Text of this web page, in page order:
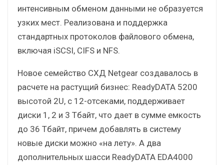
интенсивным обменом данными не образуется
узких мест. Реализована и поддержка
стандартных протоколов файлового обмена,
включая iSCSI, CIFS и NFS.
Новое семейство СХД Netgear создавалось в
расчете на растущий бизнес: ReadyDATA 5200
высотой 2U, с 12-отсеками, поддерживает
диски 1, 2 и 3 Тбайт, что дает в сумме емкость
до 36 Тбайт, причем добавлять в систему
новые диски можно «на лету». А два
дополнительных шасси ReadyDATA EDA4000